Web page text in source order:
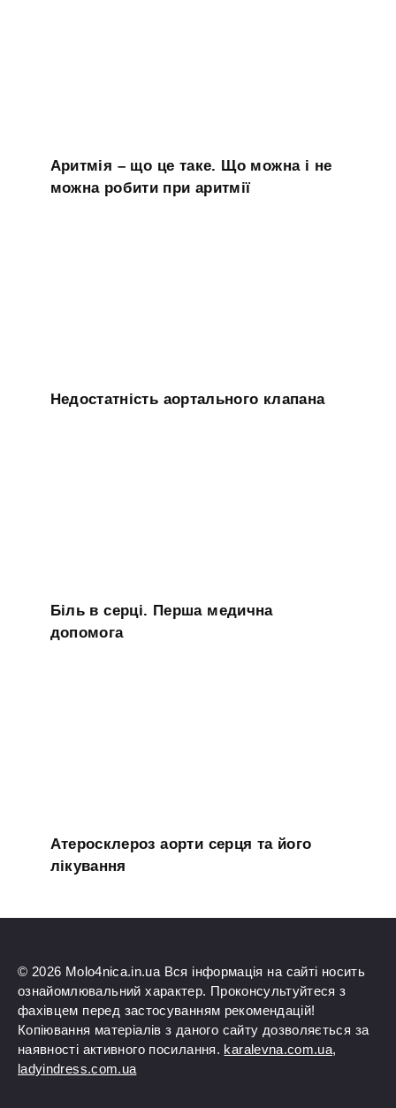
Аритмія – що це таке. Що можна і не
можна робити при аритмії
Недостатність аортального клапана
Біль в серці. Перша медична
допомога
Атеросклероз аорти серця та його
лікування
© 2026 Molo4nica.in.ua Вся інформація на сайті носить
ознайомлювальний характер. Проконсультуйтеся з
фахівцем перед застосуванням рекомендацій!
Копіювання матеріалів з даного сайту дозволяється за
наявності активного посилання. karalevna.com.ua,
ladyindress.com.ua